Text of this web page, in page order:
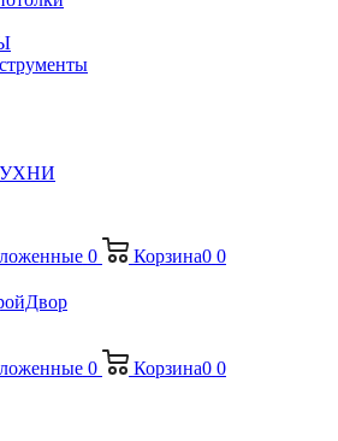
0 Корзина0 0
0 Корзина0 0